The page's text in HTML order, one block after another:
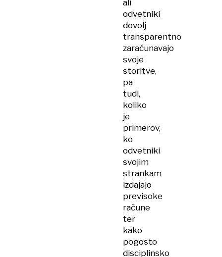
ali
odvetniki
dovolj
transparentno
zaračunavajo
svoje
storitve,
pa
tudi,
koliko
je
primerov,
ko
odvetniki
svojim
strankam
izdajajo
previsoke
račune
ter
kako
pogosto
disciplinsko